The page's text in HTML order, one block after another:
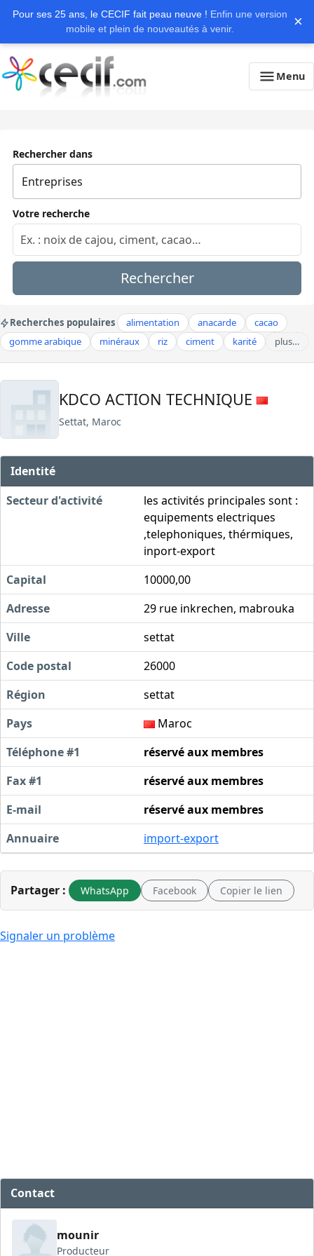
Pour ses 25 ans, le CECIF fait peau neuve ! Enfin une version
mobile et plein de nouveautés à venir.
×
Menu
Rechercher dans
Votre recherche
Rechercher
Recherches populaires alimentation anacarde
cacao
gomme arabique
minéraux riz ciment karité plus…
KDCO ACTION TECHNIQUE
Settat, Maroc
Identité
Secteur d'activité
les activités principales sont :
equipements electriques
,telephoniques, thérmiques,
inport-export
Capital
10000,00
Adresse
29 rue inkrechen, mabrouka
Ville
settat
Code postal
26000
Région
settat
Pays
Maroc
Téléphone #1
réservé aux membres
Fax #1
réservé aux membres
E-mail
réservé aux membres
Annuaire
import-export
Partager : WhatsApp Facebook Copier le lien
Signaler un problème
Contact
mounir
Producteur